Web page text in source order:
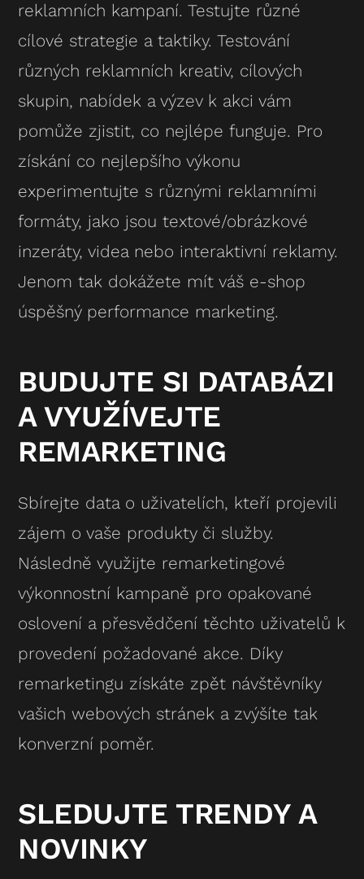
reklamních kampaní. Testujte různé
cílové strategie a taktiky. Testování
různých reklamních kreativ, cílových
skupin, nabídek a výzev k akci vám
pomůže zjistit, co nejlépe funguje. Pro
získání co nejlepšího výkonu
experimentujte s různými reklamními
formáty, jako jsou textové/obrázkové
inzeráty, videa nebo interaktivní reklamy.
Jenom tak dokážete mít váš e-shop
úspěšný performance marketing.
BUDUJTE SI DATABÁZI
A VYUŽÍVEJTE
REMARKETING
Sbírejte data o uživatelích, kteří projevili
zájem o vaše produkty či služby.
Následně využijte remarketingové
výkonnostní kampaně pro opakované
oslovení a přesvědčení těchto uživatelů k
provedení požadované akce. Díky
remarketingu získáte zpět návštěvníky
vašich webových stránek a zvýšíte tak
konverzní poměr.
SLEDUJTE TRENDY A
NOVINKY